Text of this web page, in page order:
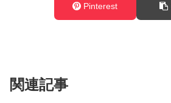
Pinterest
関連記事